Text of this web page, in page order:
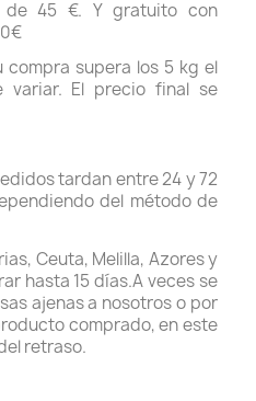
de 45 €. Y gratuito con
supera los 5 kg el
variar. El precio final se
tardan entre 24 y 72
del método de
Ceuta, Melilla, Azores y
hasta 15 días.A veces se
ajenas a nosotros o por
comprado, en este
retraso.